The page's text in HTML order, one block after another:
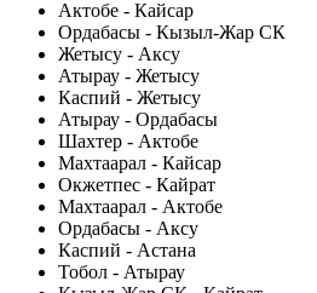
Актобе - Кайсар
Ордабасы - Кызыл-Жар СК
Жетысу - Аксу
Атырау - Жетысу
Каспий - Жетысу
Атырау - Ордабасы
Шахтер - Актобе
Махтаарал - Кайсар
Окжетпес - Кайрат
Махтаарал - Актобе
Ордабасы - Аксу
Каспий - Астана
Тобол - Атырау